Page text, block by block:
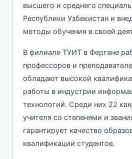
высшего и среднего
Республики Узбекистан и
методы обучения в своей
В филиале ТУИТ в Фергане
профессоров и
обладают высокой
работы в индустрии
технологий. Среди них 22
учителя со степенями и
гарантирует качество
квалификации студентов.